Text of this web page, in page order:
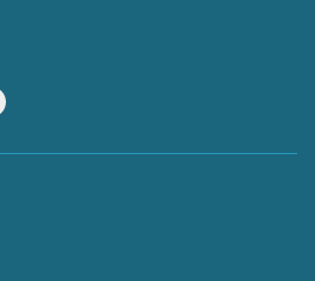
Instagram